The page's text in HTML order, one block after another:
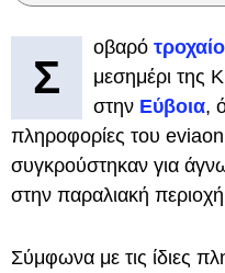
Σ
οβαρό τροχαίο
μεσημέρι της
στην Εύβοια,
πληροφορίες του
συγκρούστηκαν για
στην παραλιακή
Σύμφωνα με τις ίδιες